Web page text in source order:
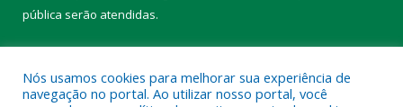
pública serão atendidas.
Nós usamos cookies para melhorar sua experiência de
navegação no portal. Ao utilizar nosso portal, você